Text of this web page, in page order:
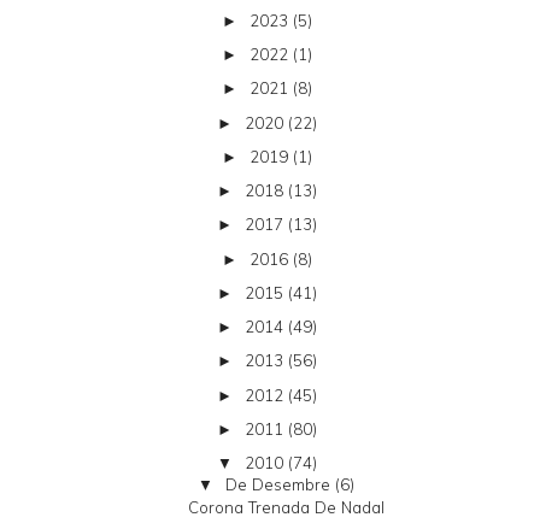
► 2023 (5)
► 2022 (1)
► 2021 (8)
► 2020 (22)
► 2019 (1)
► 2018 (13)
► 2017 (13)
► 2016 (8)
► 2015 (41)
► 2014 (49)
► 2013 (56)
► 2012 (45)
► 2011 (80)
▼ 2010 (74)
▼ De Desembre (6)
Corona Trenada De Nadal